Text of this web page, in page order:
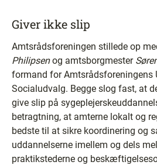
Giver ikke slip
Amtsrådsforeningen stillede op
Philipsenog amtsborgmester
formand for Amtsrådsforeningens
Socialudvalg. Begge slog fast, at
give slip på
betragtning, at amterne lokalt og
bedste til at sikre koordinering og
uddannelserne imellem og dels
praktikstederne og